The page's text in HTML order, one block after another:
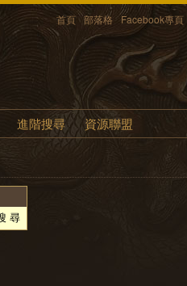
首頁 部落格 Facebook專頁
進階搜尋 資源聯盟